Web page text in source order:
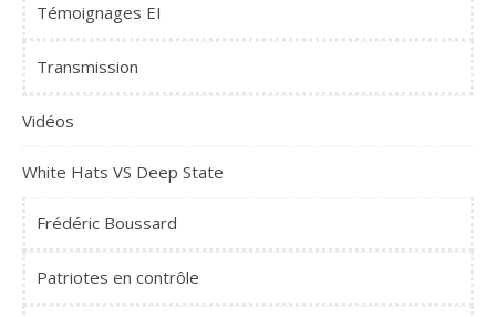
Témoignages EI
Transmission
Vidéos
White Hats VS Deep State
Frédéric Boussard
Patriotes en contrôle